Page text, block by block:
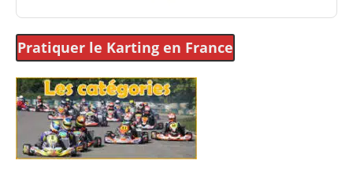
Pratiquer le Karting en France